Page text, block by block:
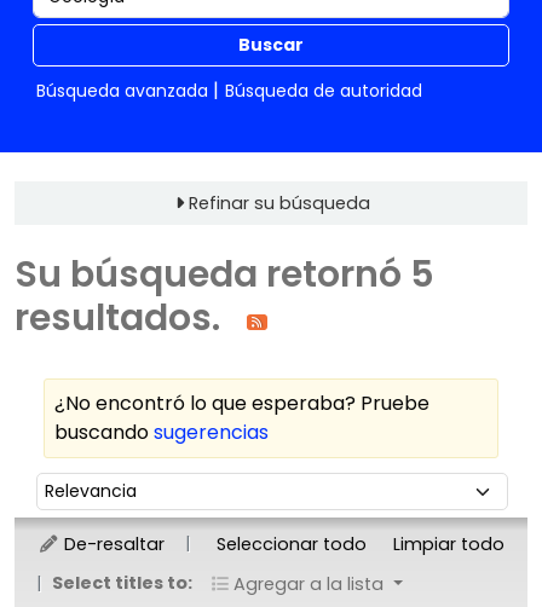
Buscar
Búsqueda avanzada
Búsqueda de autoridad
Refinar su búsqueda
Su búsqueda retornó 5
resultados.
¿No encontró lo que esperaba? Pruebe
buscandosugerencias
Ordenar
Ordenar por:
De-resaltar Seleccionar todo
Limpiar todo
Select titles to:
Agregar a la lista